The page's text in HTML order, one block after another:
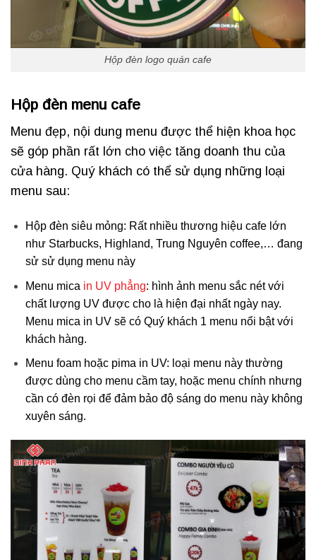
Hộp đèn logo quán cafe
Hộp đèn menu cafe
Menu đẹp, nội dung menu được thể hiện khoa học
sẽ góp phần rất lớn cho việc tăng doanh thu của
cửa hàng. Quý khách có thể sử dụng những loại
menu sau:
Hộp đèn siêu mỏng: Rất nhiều thương hiệu cafe lớn
như Starbucks, Highland, Trung Nguyên coffee,… đang
sử sử dụng menu này
Menu mica in UV phẳng: hình ảnh menu sắc nét với
chất lượng UV được cho là hiện đại nhất ngày nay.
Menu mica in UV sẽ có Quý khách 1 menu nổi bật với
khách hàng.
Menu foam hoặc pima in UV: loại menu này thường
được dùng cho menu cầm tay, hoặc menu chính nhưng
cần có đèn rọi để đảm bảo độ sáng do menu này không
xuyên sáng.